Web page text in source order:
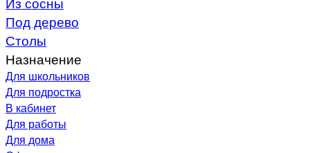
Под дерево
Столы
Назначение
Для школьников
Для подростка
В кабинет
Для работы
Для дома